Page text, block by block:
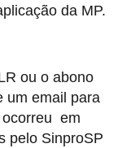
da MP.
ou o abono
um email para
ocorreu em
pelo SinproSP